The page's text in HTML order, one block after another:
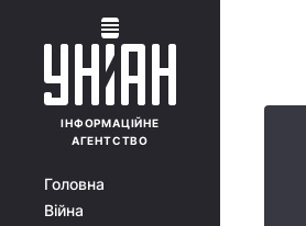
ІНФОРМАЦІЙНЕ
АГЕНТСТВО
Головна
Війна